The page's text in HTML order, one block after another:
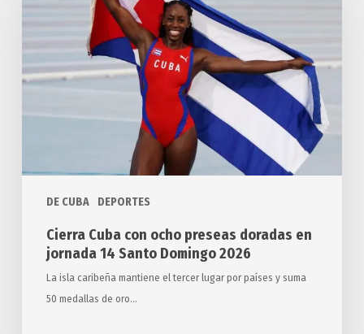
DE CUBA DEPORTES
con
doradas
en
Domingo
Cierra Cuba con ocho preseas doradas en
jornada 14 Santo Domingo 2026
La isla caribeña mantiene el tercer lugar por países y suma
50 medallas de oro…